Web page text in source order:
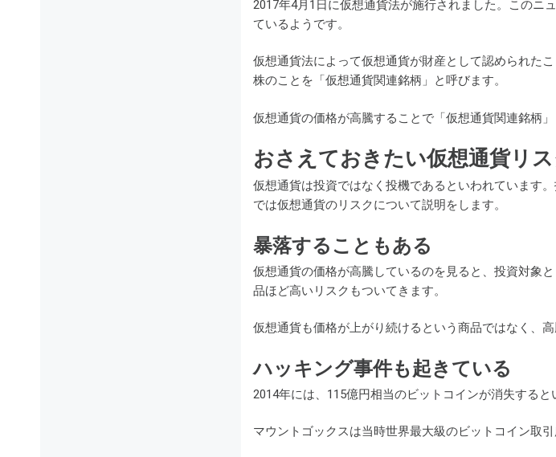
2017年4月1日に仮想通貨法が施行されました。このニ
ているようです。
仮想通貨法によって仮想通貨が財産として認められた
株のことを「仮想通貨関連銘柄」と呼びます。
仮想通貨の価格が高騰することで「仮想通貨関連銘柄
おさえておきたい仮想通貨リ
仮想通貨は投資ではなく投機であるといわれています
では仮想通貨のリスクについて説明をします。
暴落することもある
仮想通貨の価格が高騰しているのを見ると、投資対象
品ほど高いリスクもついてきます。
仮想通貨も価格が上がり続けるという商品ではなく、
ハッキング事件も起きている
2014年には、115億円相当のビットコインが消失する
マウントゴックスは当時世界最大級のビットコイン取